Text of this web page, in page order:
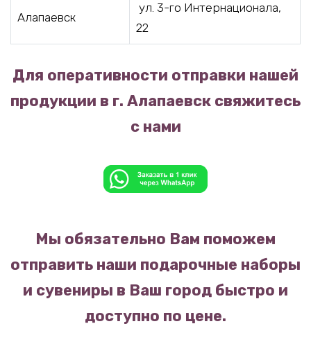
Алапаевск
ул. 3-го Интернационала,
22
Для оперативности отправки нашей
продукции в г. Алапаевск свяжитесь
с нами
Мы обязательно Вам поможем
отправить наши подарочные наборы
и сувениры в Ваш город быстро и
доступно по цене.